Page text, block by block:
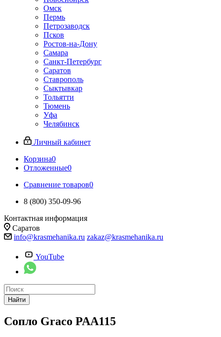
Омск
Пермь
Петрозаводск
Псков
Ростов-на-Дону
Самара
Санкт-Петербург
Саратов
Ставрополь
Сыктывкар
Тольятти
Тюмень
Уфа
Челябинск
Личный кабинет
Корзина0
Отложенные0
Сравнение товаров0
8 (800) 350-09-96
Контактная информация
Саратов
info@krasmehanika.ru zakaz@krasmehanika.ru
YouTube
Найти
Сопло Graco PAA115